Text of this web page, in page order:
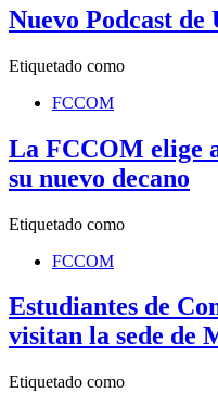
Nuevo Podcast
Etiquetado como
FCCOM
La FCCOM elige
su nuevo decano
Etiquetado como
FCCOM
Estudiantes de
visitan la sede de
Etiquetado como